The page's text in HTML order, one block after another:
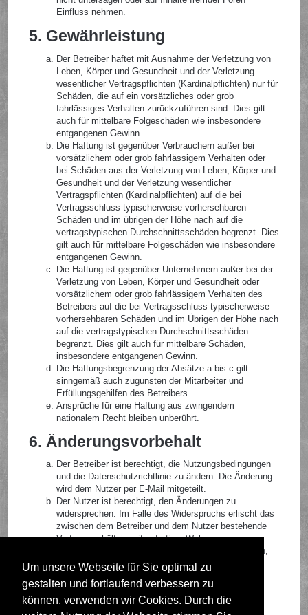
Um unsere Webseite für Sie optimal zu
gestalten und fortlaufend verbessern zu
können, verwenden wir Cookies. Durch die
Einfluss nehmen.
5. Gewährleistung
Der Betreiber haftet mit Ausnahme der Verletzung von
Leben, Körper und Gesundheit und der Verletzung
wesentlicher Vertragspflichten (Kardinalpflichten) nur für
Schäden, die auf ein vorsätzliches oder grob
fahrlässiges Verhalten zurückzuführen sind. Dies gilt
auch für mittelbare Folgeschäden wie insbesondere
entgangenen Gewinn.
Die Haftung ist gegenüber Verbrauchern außer bei
vorsätzlichem oder grob fahrlässigem Verhalten oder
bei Schäden aus der Verletzung von Leben, Körper und
Gesundheit und der Verletzung wesentlicher
Vertragspflichten (Kardinalpflichten) auf die bei
Vertragsschluss typischerweise vorhersehbaren
Schäden und im übrigen der Höhe nach auf die
vertragstypischen Durchschnittsschäden begrenzt. Dies
gilt auch für mittelbare Folgeschäden wie insbesondere
entgangenen Gewinn.
Die Haftung ist gegenüber Unternehmern außer bei der
Verletzung von Leben, Körper und Gesundheit oder
vorsätzlichem oder grob fahrlässigem Verhalten des
Betreibers auf die bei Vertragsschluss typischerweise
vorhersehbaren Schäden und im Übrigen der Höhe nach
auf die vertragstypischen Durchschnittsschäden
begrenzt. Dies gilt auch für mittelbare Schäden,
insbesondere entgangenen Gewinn.
Die Haftungsbegrenzung der Absätze a bis c gilt
sinngemäß auch zugunsten der Mitarbeiter und
Erfüllungsgehilfen des Betreibers.
Ansprüche für eine Haftung aus zwingendem
nationalem Recht bleiben unberührt.
6. Änderungsvorbehalt
Der Betreiber ist berechtigt, die Nutzungsbedingungen
und die Datenschutzrichtlinie zu ändern. Die Änderung
wird dem Nutzer per E-Mail mitgeteilt.
Der Nutzer ist berechtigt, den Änderungen zu
widersprechen. Im Falle des Widerspruchs erlischt das
zwischen dem Betreiber und dem Nutzer bestehende
Vertragsverhältnis mit sofortiger Wirkung.
Die Änderungen gelten als anerkannt und verbindlich,
wenn der Nutzer den Änderungen zugestimmt hat.
Informationen über den Umgang mit deinen persönlichen
Daten sind in der Datenschutzrichtlinie enthalten.